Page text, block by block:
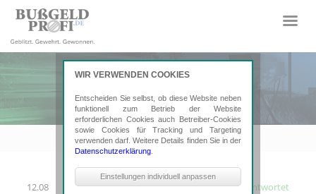
WIR VERWENDEN COOKIES
Entscheiden Sie selbst, ob diese Website neben
funktionell zum Betrieb der Website
erforderlichen Cookies auch Betreiber-Cookies
sowie Cookies für Tracking und Targeting
verwenden darf. Weitere Details finden Sie in der
Datenschutzerklärung
Notwendige Cookies
Einstellungen individuell anpassen
12.08 Beantwortet